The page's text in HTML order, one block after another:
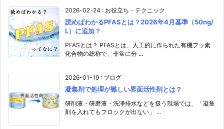
2026-02-24 : お役立ち・テクニック
読めばわかるPFASとは？2026年4月基準（50ng/
L）に追加？
PFASとは？ PFASとは、人工的に作られた有機フッ素
化合物の総称で、非常に分 ...
2026-01-19 : ブログ
凝集剤で処理が難しい界面活性剤とは？
研削液・研磨液・洗浄排水などを扱う現場では、「凝集
剤を入れてもフロックが出ない」 ...